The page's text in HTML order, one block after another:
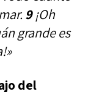
9¡Oh
grande es
del